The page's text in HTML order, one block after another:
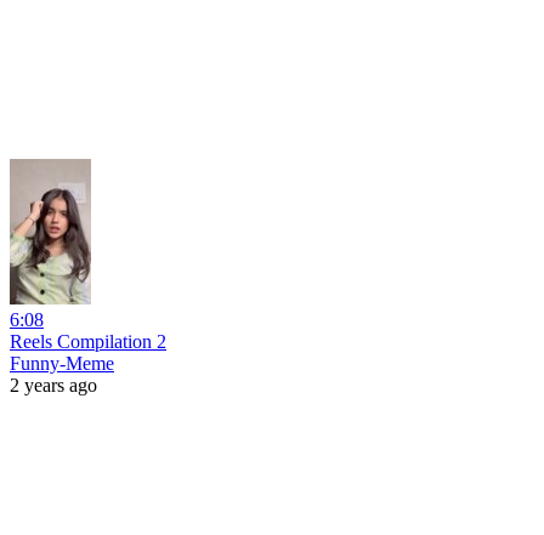
6:08
Reels Compilation 2
Funny-Meme
2 years ago